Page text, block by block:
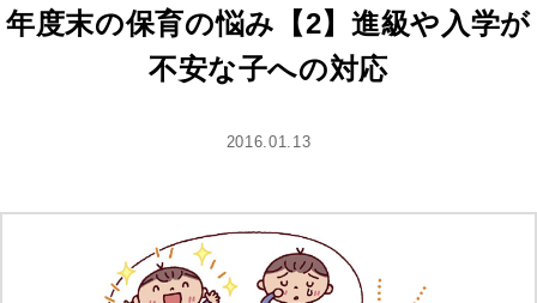
年度末の保育の悩み【2】進級や入学が
不安な子への対応
2016.01.13